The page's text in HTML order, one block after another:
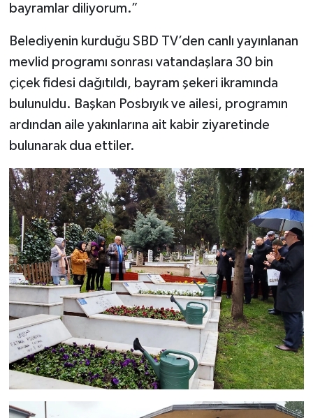
bayramlar diliyorum.”
Belediyenin kurduğu SBD TV’den canlı yayınlanan
mevlid programı sonrası vatandaşlara 30 bin
çiçek fidesi dağıtıldı, bayram şekeri ikramında
bulunuldu. Başkan Posbıyık ve ailesi, programın
ardından aile yakınlarına ait kabir ziyaretinde
bulunarak dua ettiler.